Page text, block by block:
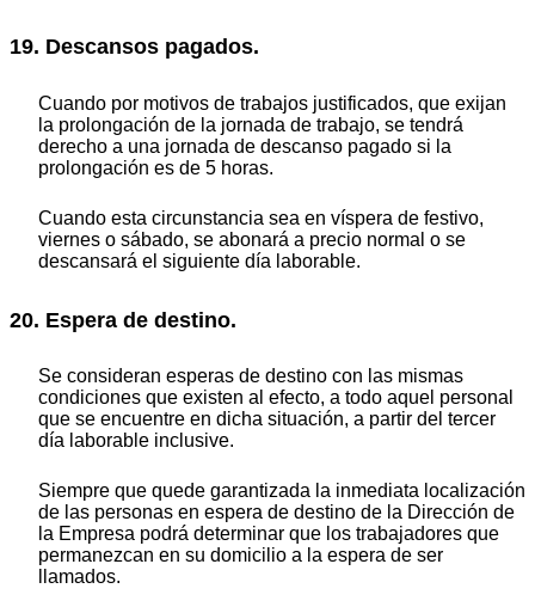
19. Descansos pagados.
Cuando por motivos de trabajos justificados, que exijan
la prolongación de la jornada de trabajo, se tendrá
derecho a una jornada de descanso pagado si la
prolongación es de 5 horas.
Cuando esta circunstancia sea en víspera de festivo,
viernes o sábado, se abonará a precio normal o se
descansará el siguiente día laborable.
20. Espera de destino.
Se consideran esperas de destino con las mismas
condiciones que existen al efecto, a todo aquel personal
que se encuentre en dicha situación, a partir del tercer
día laborable inclusive.
Siempre que quede garantizada la inmediata localización
de las personas en espera de destino de la Dirección de
la Empresa podrá determinar que los trabajadores que
permanezcan en su domicilio a la espera de ser
llamados.